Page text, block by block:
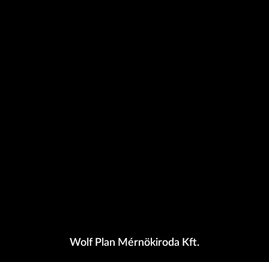
Wolf Plan Mérnökiroda Kft.